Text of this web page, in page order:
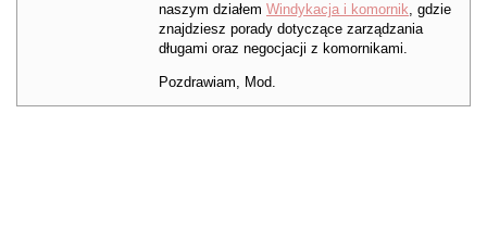
naszym działem Windykacja i komornik, gdzie
znajdziesz porady dotyczące zarządzania
długami oraz negocjacji z komornikami.
Pozdrawiam, Mod.